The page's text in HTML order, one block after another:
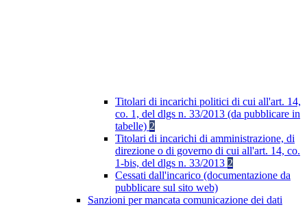
Titolari di incarichi politici di cui all'art. 14,
co. 1, del dlgs n. 33/2013 (da pubblicare in
tabelle) 2
Titolari di incarichi di amministrazione, di
direzione o di governo di cui all'art. 14, co.
1-bis, del dlgs n. 33/2013 2
Cessati dall'incarico (documentazione da
pubblicare sul sito web)
Sanzioni per mancata comunicazione dei dati